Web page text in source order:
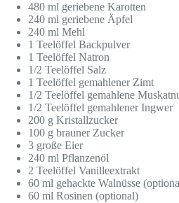
480 ml geriebene Karotten
240 ml geriebene Äpfel
240 ml Mehl
1 Teelöffel Backpulver
1 Teelöffel Natron
1/2 Teelöffel Salz
1 Teelöffel gemahlener Zimt
1/2 Teelöffel gemahlene
1/2 Teelöffel gemahlener Ingwer
200 g Kristallzucker
100 g brauner Zucker
3 große Eier
240 ml Pflanzenöl
2 Teelöffel Vanilleextrakt
60 ml gehackte Walnüsse
60 ml Rosinen (optional)